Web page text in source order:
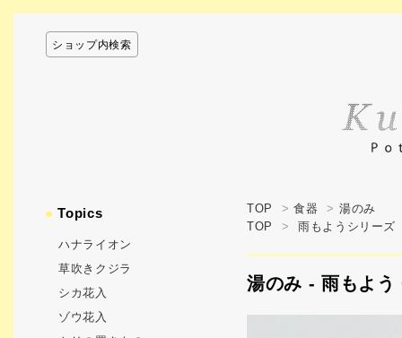
ショップ内検索
TOP > 食器 > 湯のみ
TOP
> 雨もようシリーズ
湯のみ - 雨もよう
●Topics
ハナライオン
草吹きクジラ
シカ花入
ゾウ花入